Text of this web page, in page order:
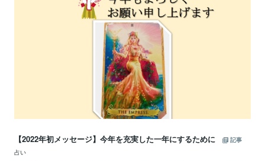
【2022年初メッセージ】今年を充実した一年にするために
記事
占い